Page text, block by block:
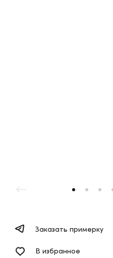
Заказать примерку
В избранное